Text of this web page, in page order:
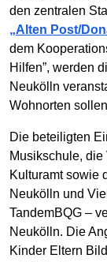
den zentralen
„Alten Post/
dem
Hilfen”, werden
Neukölln
Wohnorten
Die beteiligten
Musikschule,
Kulturamt sowie
Neukölln und
TandemBQG –
Neukölln. Die
Kinder Eltern